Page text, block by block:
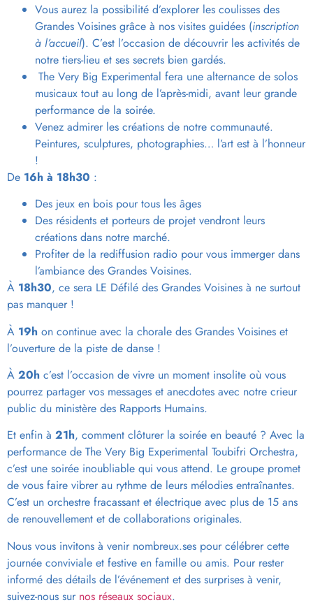
Vous aurez la possibilité d’explorer les coulisses des
Grandes Voisines grâce à nos visites guidées (inscription
à l’accueil). C’est l’occasion de découvrir les activités de
notre tiers-lieu et ses secrets bien gardés.
The Very Big Experimental fera une alternance de solos
musicaux tout au long de l’après-midi, avant leur grande
performance de la soirée.
Venez admirer les créations de notre communauté.
Peintures, sculptures, photographies… l’art est à l’honneur
!
De 16h à 18h30 :
Des jeux en bois pour tous les âges
Des résidents et porteurs de projet vendront leurs
créations dans notre marché.
Profiter de la rediffusion radio pour vous immerger dans
l’ambiance des Grandes Voisines.
À 18h30, ce sera LE Défilé des Grandes Voisines à ne surtout
pas manquer !
À 19h on continue avec la chorale des Grandes Voisines et
l’ouverture de la piste de danse !
À 20h c’est l’occasion de vivre un moment insolite où vous
pourrez partager vos messages et anecdotes avec notre crieur
public du ministère des Rapports Humains.
Et enfin à 21h, comment clôturer la soirée en beauté ? Avec la
performance de The Very Big Experimental Toubifri Orchestra,
c’est une soirée inoubliable qui vous attend. Le groupe promet
de vous faire vibrer au rythme de leurs mélodies entraînantes.
C’est un orchestre fracassant et électrique avec plus de 15 ans
de renouvellement et de collaborations originales.
Nous vous invitons à venir nombreux.ses pour célébrer cette
journée conviviale et festive en famille ou amis. Pour rester
informé des détails de l’événement et des surprises à venir,
suivez-nous sur nos réseaux sociaux.